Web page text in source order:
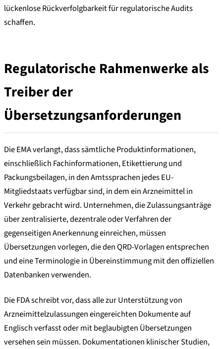
lückenlose Rückverfolgbarkeit für regulatorische Audits
schaffen.
Regulatorische Rahmenwerke als
Treiber der
Übersetzungsanforderungen
Die EMA verlangt, dass sämtliche Produktinformationen,
einschließlich Fachinformationen, Etikettierung und
Packungsbeilagen, in den Amtssprachen jedes EU-
Mitgliedstaats verfügbar sind, in dem ein Arzneimittel in
Verkehr gebracht wird. Unternehmen, die Zulassungsanträge
über zentralisierte, dezentrale oder Verfahren der
gegenseitigen Anerkennung einreichen, müssen
Übersetzungen vorlegen, die den QRD-Vorlagen entsprechen
und eine Terminologie in Übereinstimmung mit den offiziellen
Datenbanken verwenden.
Die FDA schreibt vor, dass alle zur Unterstützung von
Arzneimittelzulassungen eingereichten Dokumente auf
Englisch verfasst oder mit beglaubigten Übersetzungen
versehen sein müssen. Dokumentationen klinischer Studien,